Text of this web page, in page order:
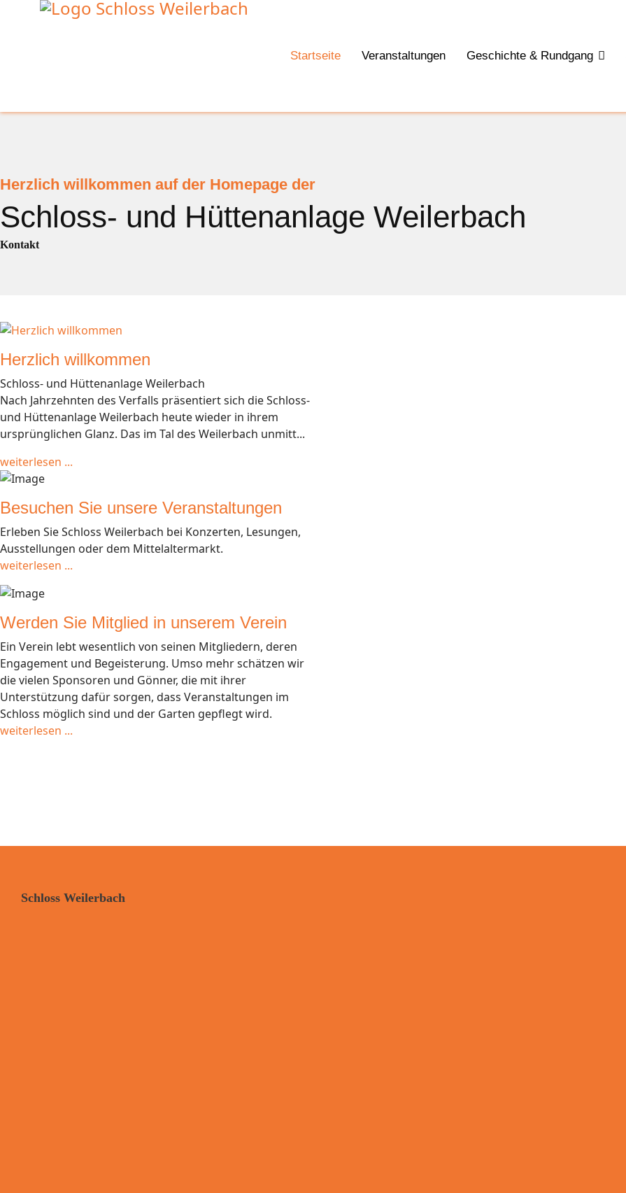
Startseite Veranstaltungen Geschichte & Rundgang
Herzlich willkommen auf der Homepage der
Schloss- und Hüttenanlage Weilerbach
Kontakt
Herzlich willkommen
Schloss- und Hüttenanlage Weilerbach
Nach Jahrzehnten des Verfalls präsentiert sich die Schloss-
und Hüttenanlage Weilerbach heute wieder in ihrem
ursprünglichen Glanz. Das im Tal des Weilerbach unmitt...
weiterlesen ...
Besuchen Sie unsere Veranstaltungen
Erleben Sie Schloss Weilerbach bei Konzerten, Lesungen,
Ausstellungen oder dem Mittelaltermarkt.
weiterlesen ...
Werden Sie Mitglied in unserem Verein
Ein Verein lebt wesentlich von seinen Mitgliedern, deren
Engagement und Begeisterung. Umso mehr schätzen wir
die vielen Sponsoren und Gönner, die mit ihrer
Unterstützung dafür sorgen, dass Veranstaltungen im
Schloss möglich sind und der Garten gepflegt wird.
weiterlesen ...
Schloss Weilerbach